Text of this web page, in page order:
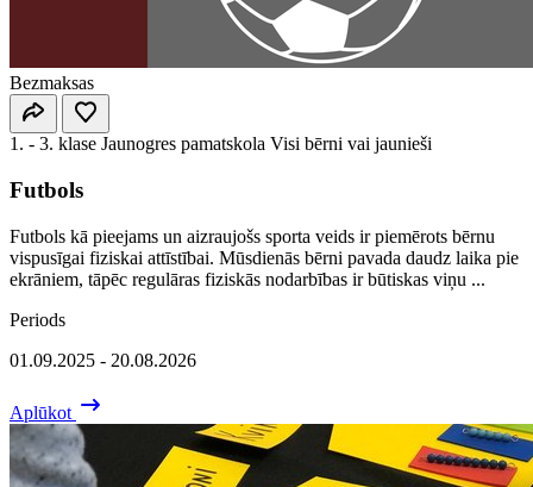
Bezmaksas
1. - 3. klase Jaunogres pamatskola Visi bērni vai jaunieši
Futbols
Futbols kā pieejams un aizraujošs sporta veids ir piemērots bērnu
vispusīgai fiziskai attīstībai. Mūsdienās bērni pavada daudz laika pie
ekrāniem, tāpēc regulāras fiziskās nodarbības ir būtiskas viņu ...
Periods
01.09.2025 - 20.08.2026
Aplūkot